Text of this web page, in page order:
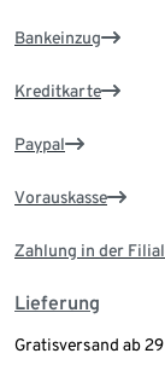
Bankeinzug
Kreditkarte
Paypal
Vorauskasse
Zahlung in der
Lieferung
Gratisversand ab